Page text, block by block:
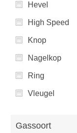
Hevel
High Speed
Knop
Nagelkop
Ring
Vleugel
Gassoort